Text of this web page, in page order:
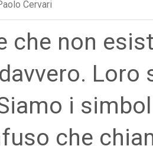
Cervari
che non
Loro
i
che